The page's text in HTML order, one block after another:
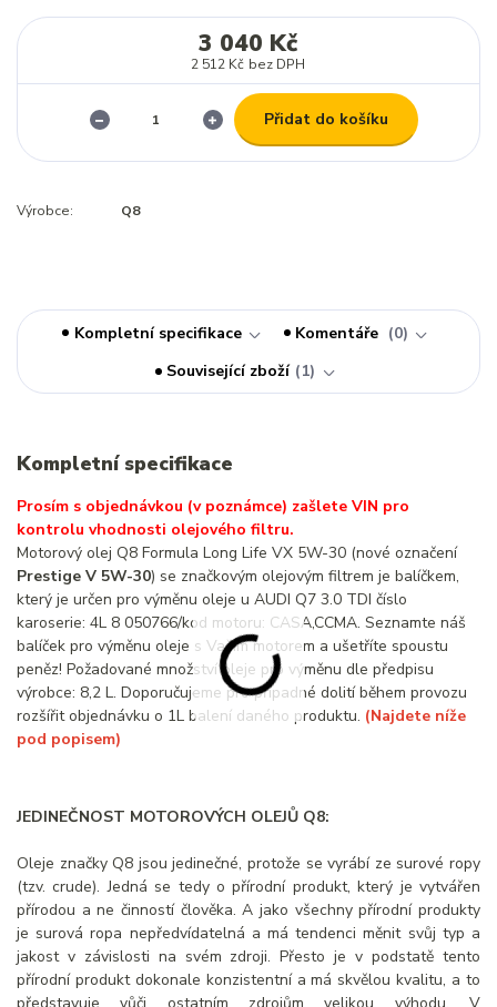
3 040 Kč
2 512 Kč bez DPH
Přidat do košíku
Výrobce: Q8
Kompletní specifikace Komentáře
0
Související zboží
1
Kompletní specifikace
Prosím s objednávkou (v poznámce) zašlete VIN pro
kontrolu vhodnosti olejového filtru.
Motorový olej Q8 Formula Long Life VX 5W-30 (nové označení
Prestige V 5W-30) se značkovým olejovým filtrem je balíčkem,
který je určen pro výměnu oleje u AUDI Q7 3.0 TDI číslo
karoserie: 4L 8 050766/kod motoru: CASA,CCMA. Seznamte náš
balíček pro výměnu oleje s Vaším motorem a ušetříte spoustu
peněz! Požadované množství oleje pro výměnu dle předpisu
výrobce: 8,2 L. Doporučujeme pro případné dolití během provozu
rozšířit objednávku o 1L balení daného produktu. (Najdete níže
pod popisem)
JEDINEČNOST MOTOROVÝCH OLEJŮ Q8:
Oleje značky Q8 jsou jedinečné, protože se vyrábí ze surové ropy
(tzv. crude). Jedná se tedy o přírodní produkt, který je vytvářen
přírodou a ne činností člověka. A jako všechny přírodní produkty
je surová ropa nepředvídatelná a má tendenci měnit svůj typ a
jakost v závislosti na svém zdroji. Přesto je v podstatě tento
přírodní produkt dokonale konzistentní a má skvělou kvalitu, a to